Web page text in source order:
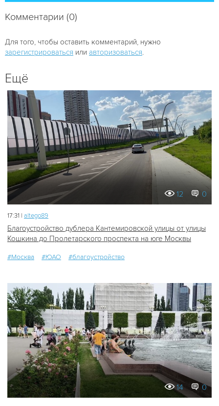
Комментарии (0)
Для того, чтобы оставить комментарий, нужно
зарегистрироваться или авторизоваться
Ещё
12 0
17:31 | altego89
Благоустройство дублера Кантемировской улицы от улицы
Кошкина до Пролетарского проспекта на юге Москвы
#Москва #ЮАО #благоустройство
14 0